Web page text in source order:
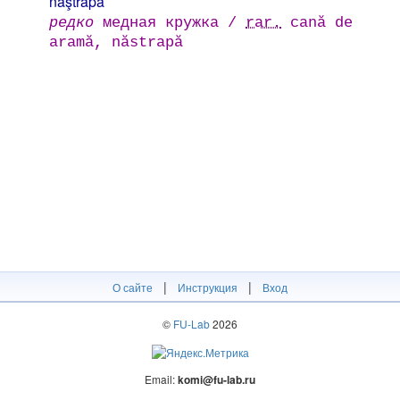
редко медная кружка / rar. cană de
aramă, năstrapă
О сайте | Инструкция | Вход
© FU-Lab2026
Email:komi@fu-lab.ru